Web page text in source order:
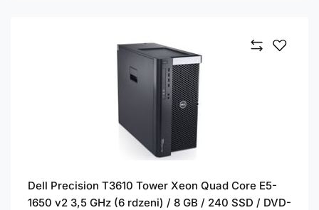
Dell Precision T3610 Tower Xeon Quad Core E5-
1650 v2 3,5 GHz (6 rdzeni) / 8 GB / 240 SSD / DVD-